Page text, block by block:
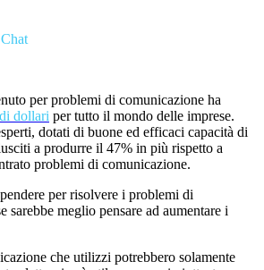
per problemi di comunicazione ha
dollari per tutto il mondo delle imprese.
dotati di buone ed efficaci capacità di
a produrre il 47% in più rispetto a
problemi di comunicazione.
per risolvere i problemi di
sarebbe meglio pensare ad aumentare i
che utilizzi potrebbero solamente